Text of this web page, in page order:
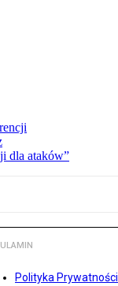
dla ataków”
Polityka Prywatności